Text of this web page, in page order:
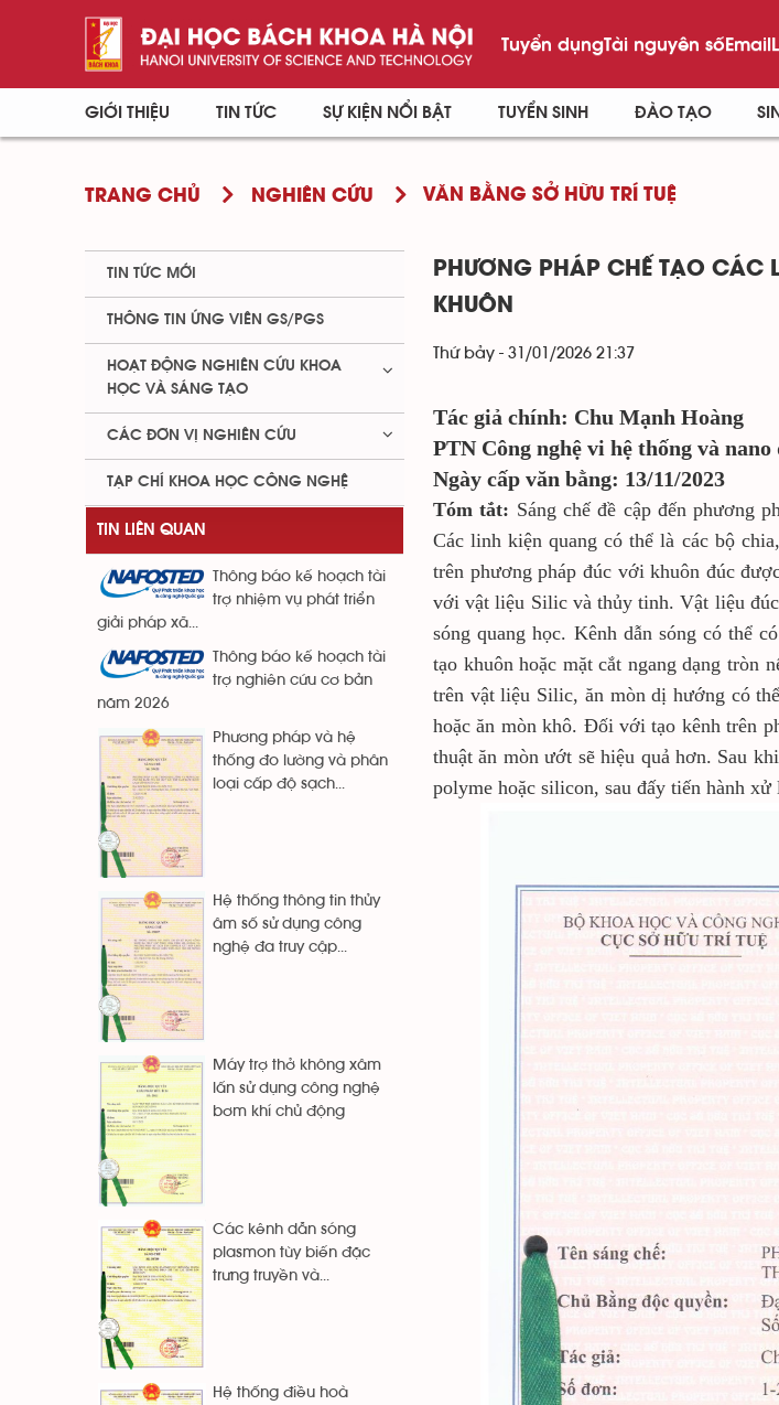
Tuyển dụngTài nguyên sốEmail
GIỚI THIỆU TIN TỨC SỰ KIỆN NỔI BẬT TUYỂN SINH ĐÀO TẠO
TRANG CHỦ NGHIÊN CỨU VĂN BẰNG SỞ HỮU TRÍ TUỆ
PHƯƠNG PHÁP CHẾ TẠO CÁC
KHUÔN
Thứ bảy - 31/01/2026 21:37
Tác giả chính: Chu Mạnh Hoàng
PTN Công nghệ vi hệ thống và
Ngày cấp văn bằng: 13/11/2023
Tóm tắt: Sáng chế đề cập đến phương
Các linh kiện quang có thể là các bộ
trên phương pháp đúc với khuôn đúc
với vật liệu Silic và thủy tinh. Vật liệu
sóng quang học. Kênh dẫn sóng có thể
tạo khuôn hoặc mặt cắt ngang dạng tròn
trên vật liệu Silic, ăn mòn dị hướng có
hoặc ăn mòn khô. Đối với tạo kênh trên
thuật ăn mòn ướt sẽ hiệu quả hơn. Sau
polyme hoặc silicon, sau đấy tiến hành
TIN TỨC MỚI
THÔNG TIN ỨNG VIÊN GS/PGS
HOẠT ĐỘNG NGHIÊN CỨU KHOA
HỌC VÀ SÁNG TẠO
CÁC ĐƠN VỊ NGHIÊN CỨU
TẠP CHÍ KHOA HỌC CÔNG NGHỆ
TIN LIÊN QUAN
Thông báo kế hoạch tài
trợ nhiệm vụ phát triển
giải pháp xã...
Thông báo kế hoạch tài
trợ nghiên cứu cơ bản
năm 2026
Phương pháp và hệ
thống đo lường và phân
loại cấp độ sạch...
Hệ thống thông tin thủy
âm số sử dụng công
nghệ đa truy cập...
Máy trợ thở không xâm
lấn sử dụng công nghệ
bơm khí chủ động
Các kênh dẫn sóng
plasmon tùy biến đặc
trưng truyền và...
Hệ thống điều hoà